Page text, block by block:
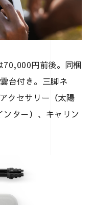
70,000円前後。同梱
台付き。三脚ネ
クセサリー（太陽
ター）、キャリン